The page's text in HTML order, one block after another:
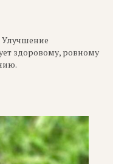
Улучшение
здоровому, ровному